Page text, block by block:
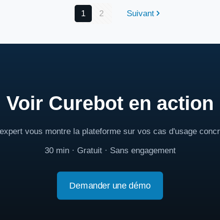
1 2 Suivant
Voir Curebot en action
vous montre la plateforme sur vos cas d'usage
30 min · Gratuit · Sans engagement
Demander une démo